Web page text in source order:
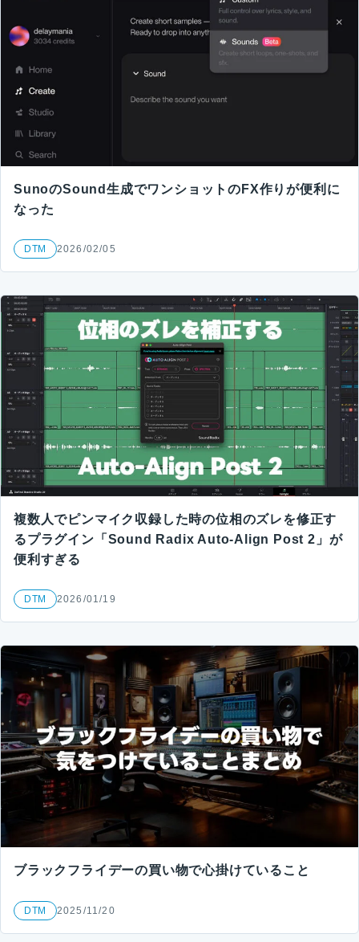
SunoのSound生成でワンショットのFX作りが便利に
なった
DTM 2026/02/05
複数人でピンマイク収録した時の位相のズレを修正す
るプラグイン「Sound Radix Auto-Align Post 2」が
便利すぎる
DTM 2026/01/19
ブラックフライデーの買い物で心掛けていること
DTM 2025/11/20